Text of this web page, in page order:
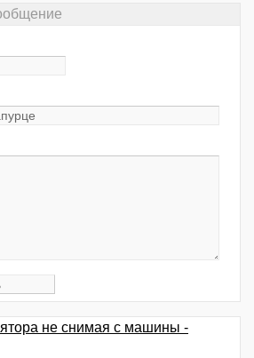
не снимая с машины -